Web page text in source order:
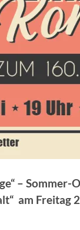
–
am Freitag